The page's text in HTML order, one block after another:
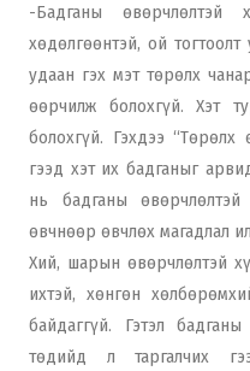
-Бадганы өвөрчлөлтэй
хөдөлгөөнтэй, ой
удаан гэх мэт төрөлх
өөрчилж болохгүй. Хэт
болохгүй. Гэхдээ “Төрөлх
гээд хэт их бадганыг
нь бадганы
өвчнөөр өвчлөх магадлал
Хий, шарын өвөрчлөлтэй
ихтэй, хөнгөн
байдаггүй. Гэтэл
төдийд л таргалчих